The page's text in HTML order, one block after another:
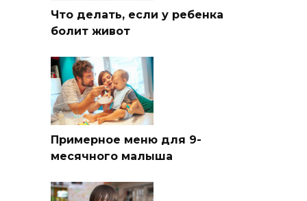
Что делать, если у ребенка
болит живот
Примерное меню для 9-
месячного малыша